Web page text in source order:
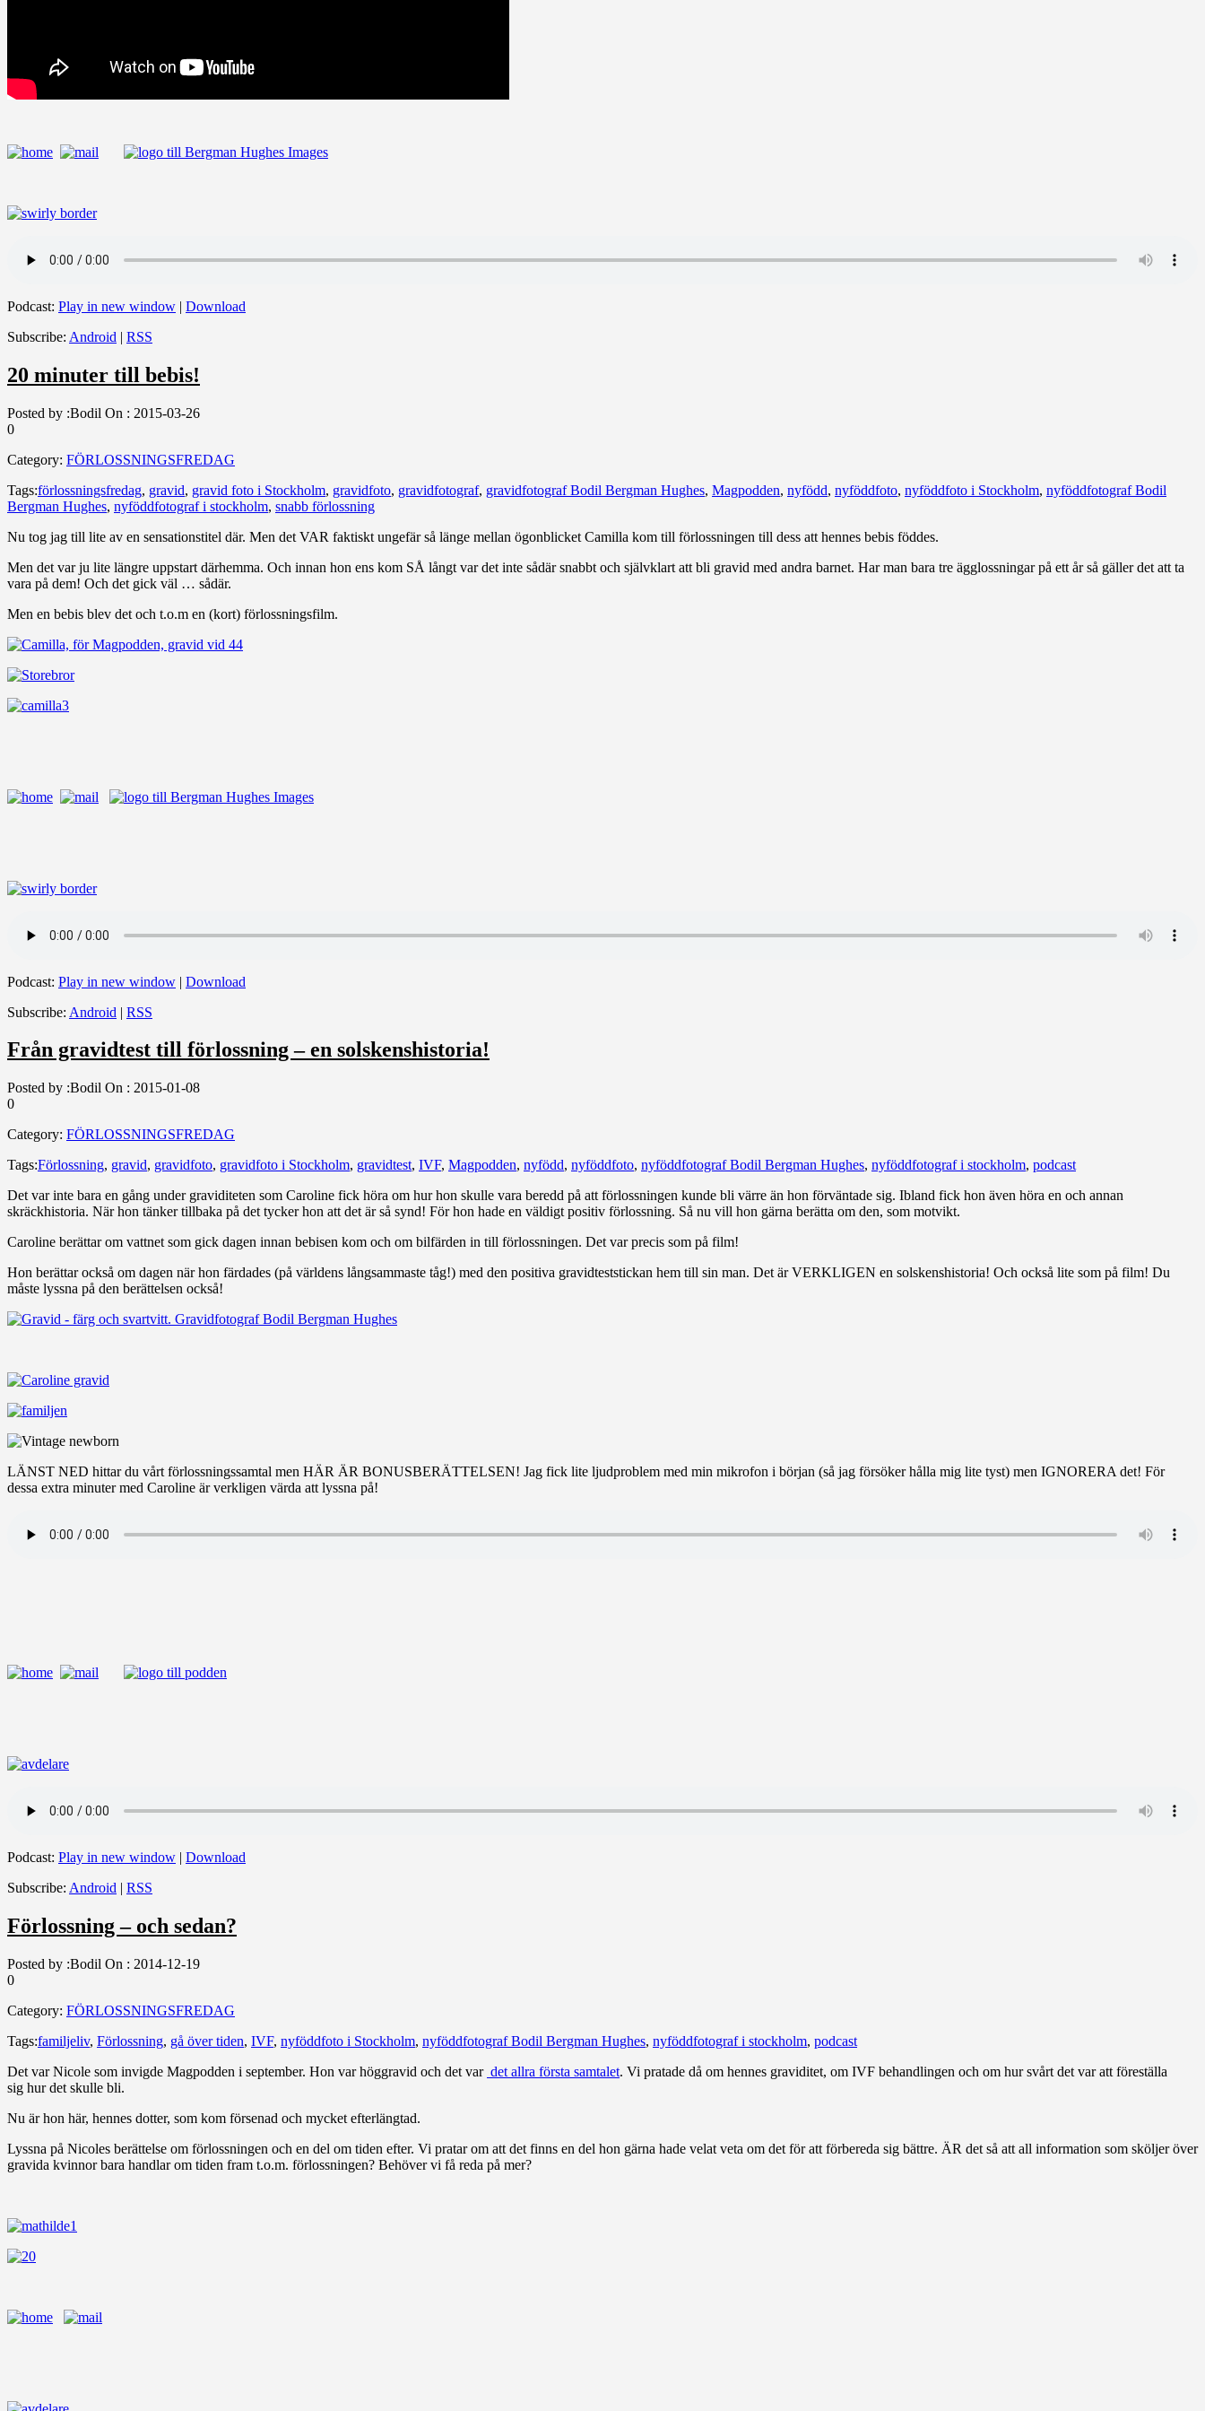
Podcast: Play in new window | Download
Subscribe: Android | RSS
20 minuter till bebis!
Posted by :Bodil On : 2015-03-26
0
Category: FÖRLOSSNINGSFREDAG
Tags:förlossningsfredag, gravid, gravid foto i Stockholm, gravidfoto, gravidfotograf, gravidfotograf Bodil Bergman Hughes, Magpodden, nyfödd, nyföddfoto, nyföddfoto i Stockholm, nyföddfotograf Bodil
Bergman Hughes, nyföddfotograf i stockholm, snabb förlossning
Nu tog jag till lite av en sensationstitel där. Men det VAR faktiskt ungefär så länge mellan ögonblicket Camilla kom till förlossningen till dess att hennes bebis föddes.
Men det var ju lite längre uppstart därhemma. Och innan hon ens kom SÅ långt var det inte sådär snabbt och självklart att bli gravid med andra barnet. Har man bara tre ägglossningar på ett år så gäller det att ta
vara på dem! Och det gick väl … sådär.
Men en bebis blev det och t.o.m en (kort) förlossningsfilm.
Podcast: Play in new window | Download
Subscribe: Android | RSS
Från gravidtest till förlossning – en solskenshistoria!
Posted by :Bodil On : 2015-01-08
0
Category: FÖRLOSSNINGSFREDAG
Tags:Förlossning, gravid, gravidfoto, gravidfoto i Stockholm, gravidtest, IVF, Magpodden, nyfödd, nyföddfoto, nyföddfotograf Bodil Bergman Hughes, nyföddfotograf i stockholm, podcast
Det var inte bara en gång under graviditeten som Caroline fick höra om hur hon skulle vara beredd på att förlossningen kunde bli värre än hon förväntade sig. Ibland fick hon även höra en och annan
skräckhistoria. När hon tänker tillbaka på det tycker hon att det är så synd! För hon hade en väldigt positiv förlossning. Så nu vill hon gärna berätta om den, som motvikt.
Caroline berättar om vattnet som gick dagen innan bebisen kom och om bilfärden in till förlossningen. Det var precis som på film!
Hon berättar också om dagen när hon färdades (på världens långsammaste tåg!) med den positiva gravidteststickan hem till sin man. Det är VERKLIGEN en solskenshistoria! Och också lite som på film! Du
måste lyssna på den berättelsen också!
LÄNST NED hittar du vårt förlossningssamtal men HÄR ÄR BONUSBERÄTTELSEN! Jag fick lite ljudproblem med min mikrofon i början (så jag försöker hålla mig lite tyst) men IGNORERA det! För
dessa extra minuter med Caroline är verkligen värda att lyssna på!
Podcast: Play in new window | Download
Subscribe: Android | RSS
Förlossning – och sedan?
Posted by :Bodil On : 2014-12-19
0
Category: FÖRLOSSNINGSFREDAG
Tags:familjeliv, Förlossning, gå över tiden, IVF, nyföddfoto i Stockholm, nyföddfotograf Bodil Bergman Hughes, nyföddfotograf i stockholm, podcast
Det var Nicole som invigde Magpodden i september. Hon var höggravid och det var det allra första samtalet. Vi pratade då om hennes graviditet, om IVF behandlingen och om hur svårt det var att föreställa
sig hur det skulle bli.
Nu är hon här, hennes dotter, som kom försenad och mycket efterlängtad.
Lyssna på Nicoles berättelse om förlossningen och en del om tiden efter. Vi pratar om att det finns en del hon gärna hade velat veta om det för att förbereda sig bättre. ÄR det så att all information som sköljer över
gravida kvinnor bara handlar om tiden fram t.o.m. förlossningen? Behöver vi få reda på mer?